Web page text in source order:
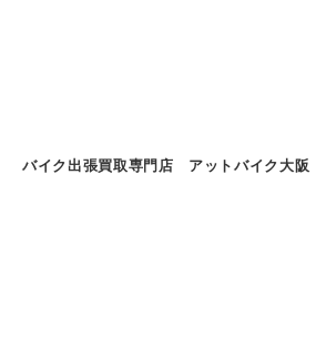
バイク出張買取専門店 アットバイク大阪